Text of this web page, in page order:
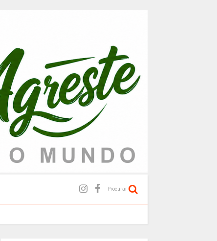
Procurar